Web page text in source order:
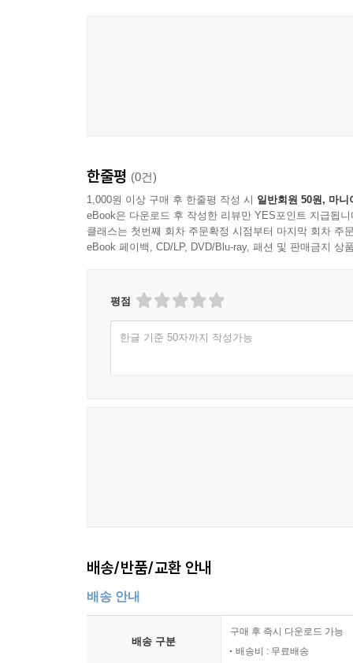
결함 유형 분류와 기록 기준
품질 기록의 보관과 추적 기준
품질 이슈 공유 기준
작업 안전 기본 원칙
보호구 착용 기준과 점검
화학물질 취급 안전 기준
사고 발생 시 보고 체계
챕터 9 이상 상황 대응 절차
이상 상황의 정의와 분류 기준
초기 대응의 우선순위
한줄평 (0건)
1,000원 이상 구매 후 한줄평 작성 시 일반회원 50원, 마니
eBook은 다운로드 후 작성한 리뷰만 YES포인트 지급됩니
클래스는 첫번째 회차 주문확정 시점부터 마지막 회차 주
eBook 페이백, CD/LP, DVD/Blu-ray, 패션 및 판매금지 상
평점
한글 기준 50자까지 작성가능
배송/반품/교환 안내
배송 안내
배송 구분
구매 후 즉시 다운로드 가능
배송비 : 무료배송